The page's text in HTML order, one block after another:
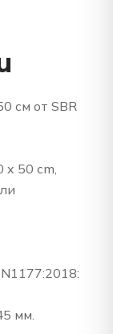
см от SBR
x 50 cm,
мм.